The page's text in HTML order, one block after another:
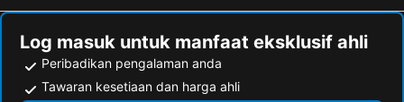
Log masuk untuk manfaat eksklusif ahli
Peribadikan pengalaman anda
Tawaran kesetiaan dan harga ahli